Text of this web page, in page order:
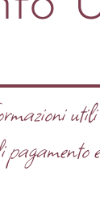
utili